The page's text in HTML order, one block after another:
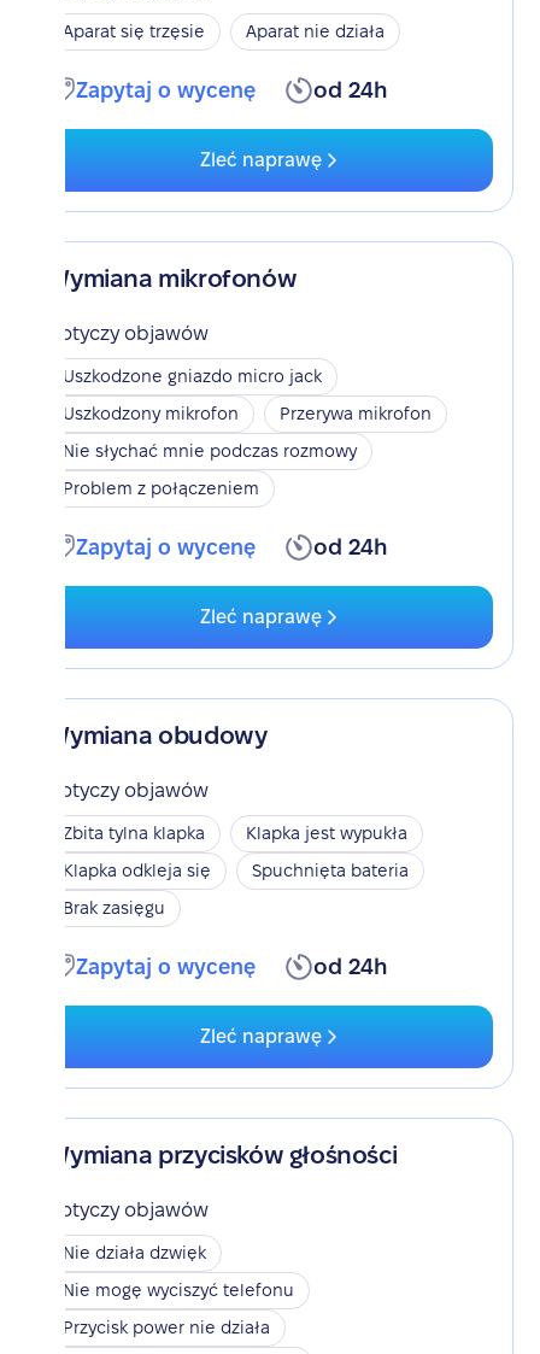
Aparat się trzęsie Aparat nie działa
Zapytaj o wycenę od 24h
Zleć naprawę
Wymiana mikrofonów
Dotyczy objawów
Uszkodzone gniazdo micro jack
Uszkodzony mikrofon
Przerywa mikrofon
Nie słychać mnie podczas rozmowy
Problem z połączeniem
Zapytaj o wycenę od 24h
Zleć naprawę
Wymiana obudowy
Dotyczy objawów
Zbita tylna klapka
Klapka jest wypukła
Klapka odkleja się
Spuchnięta bateria
Brak zasięgu
Zapytaj o wycenę od 24h
Zleć naprawę
Wymiana przycisków głośności
Dotyczy objawów
Nie działa dzwięk
Nie mogę wyciszyć telefonu
Przycisk power nie działa